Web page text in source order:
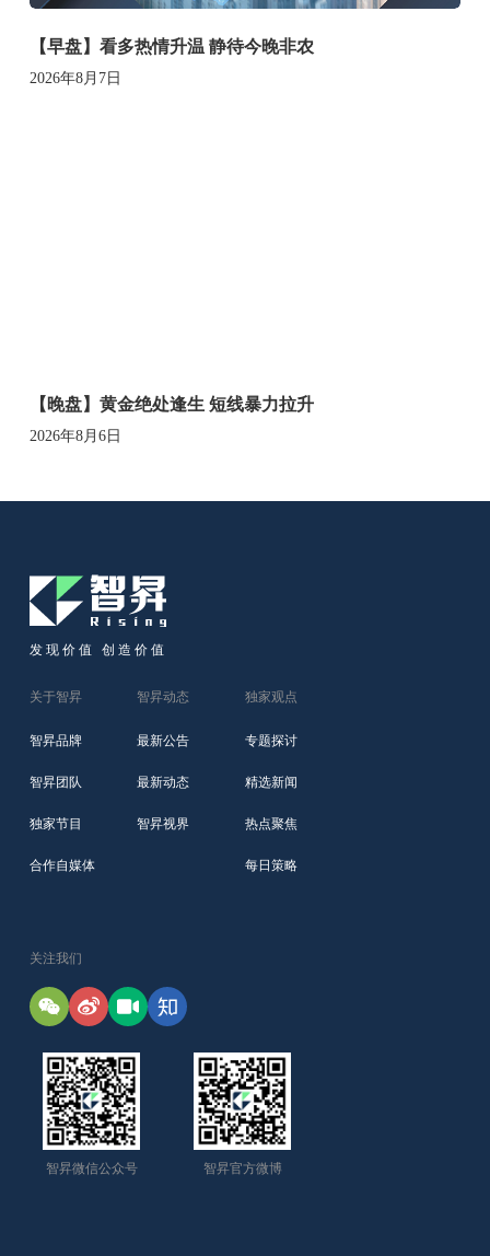
【早盘】看多热情升温 静待今晚非农
2026年8月7日
【晚盘】黄金绝处逢生 短线暴力拉升
2026年8月6日
发现价值 创造价值
关于智昇
智昇品牌
智昇团队
独家节目
合作自媒体
智昇动态
最新公告
最新动态
智昇视界
独家观点
专题探讨
精选新闻
热点聚焦
每日策略
关注我们
智昇微信公众号 智昇官方微博